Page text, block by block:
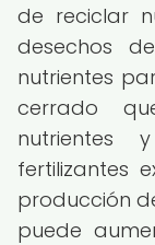
de reciclar
desechos
nutrientes
cerrado
nutrientes
fertilizantes
producción
puede